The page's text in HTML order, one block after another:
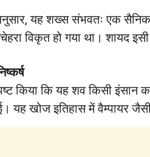
यह शख्स संभवतः एक
विकृत हो गया था। शायद
किया कि यह शव किसी
यह खोज इतिहास में वैम्पायर